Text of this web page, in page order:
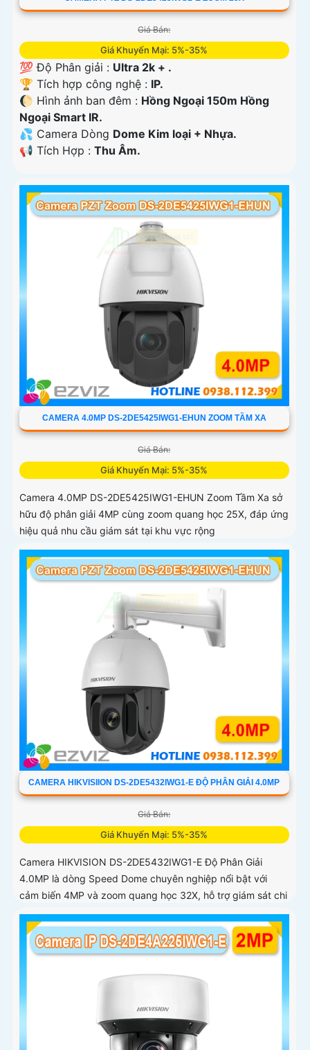
Giá Bán:
Giá Khuyến Mại: 5%-35%
💯 Độ Phân giải : Ultra 2k + .
🏆 Tích hợp công nghệ : IP.
🌔 Hình ảnh ban đêm : Hồng Ngoại 150m Hồng
Ngoại Smart IR.
💦 Camera Dòng Dome Kim loại + Nhựa.
️📢 Tích Hợp : Thu Âm.
CAMERA 4.0MP DS-2DE5425IWG1-EHUN ZOOM TẦM XA
Giá Bán:
Giá Khuyến Mại: 5%-35%
Camera 4.0MP DS-2DE5425IWG1-EHUN Zoom Tầm Xa sở
hữu độ phân giải 4MP cùng zoom quang học 25X, đáp ứng
hiệu quả nhu cầu giám sát tại khu vực rộng
CAMERA HIKVISIION DS-2DE5432IWG1-E ĐỘ PHÂN GIẢI 4.0MP
Giá Bán:
Giá Khuyến Mại: 5%-35%
Camera HIKVISION DS-2DE5432IWG1-E Độ Phân Giải
4.0MP là dòng Speed Dome chuyên nghiệp nổi bật với
cảm biến 4MP và zoom quang học 32X, hỗ trợ giám sát chi
tiết ở khoảng cách xa